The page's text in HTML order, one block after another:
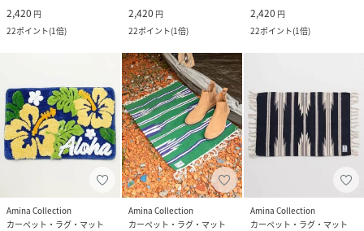
2,420 円
22ポイント(1倍)
2,420 円
22ポイント(1倍)
2,420 円
22ポイント(1倍)
Amina Collection
カーペット・ラグ・マット
Amina Collection
カーペット・ラグ・マット
Amina Collection
カーペット・ラグ・マット